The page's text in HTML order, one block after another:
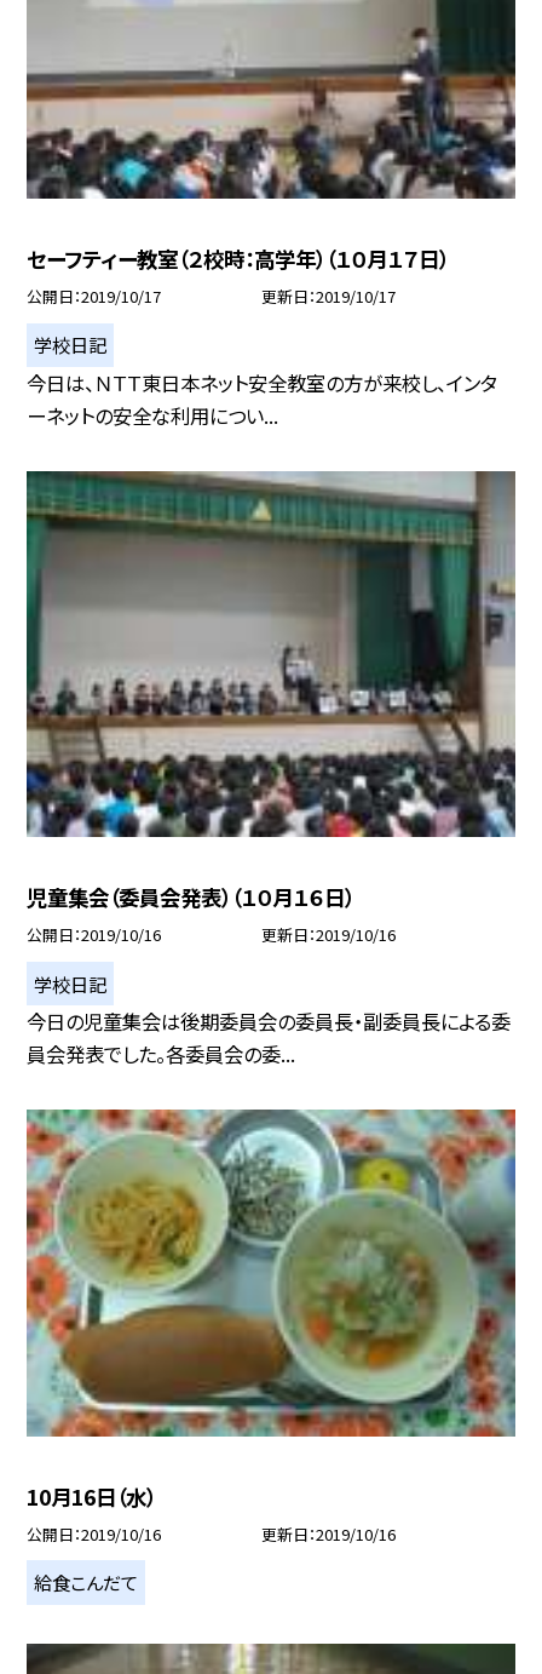
セーフティー教室（２校時：高学年）（１０月１７日）
公開日 2019/10/17 更新日 2019/10/17
学校日記
今日は、ＮＴＴ東日本ネット安全教室の方が来校し、インタ
ーネットの安全な利用につい...
児童集会（委員会発表）（１０月１６日）
公開日 2019/10/16 更新日 2019/10/16
学校日記
今日の児童集会は後期委員会の委員長・副委員長による委
員会発表でした。各委員会の委...
10月16日（水）
公開日 2019/10/16 更新日 2019/10/16
給食こんだて